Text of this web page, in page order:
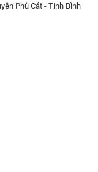
Phù Cát - Tỉnh Bình